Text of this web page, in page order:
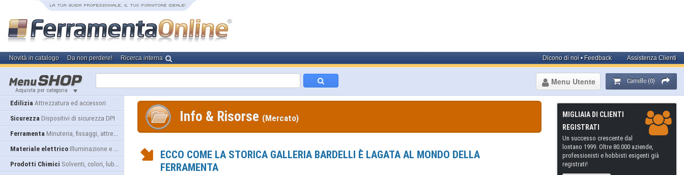
Novità in catalogo Da non perdere! Ricerca interna Assistenza Clienti
Dicono di noi • Feedback
Acquista per categoria
Carrello (0)
Menu Utente
Edilizia Attrezzatura ed accessori
Sicurezza Dispositivi di sicurezza DPI
Ferramenta Minuteria, fissaggi, attrezzatura
Materiale elettrico Illuminazione e alimentazione
Prodotti Chimici Solventi, colori, lubrificanti...
Info & Risorse (Mercato)
ECCO COME LA STORICA GALLERIA BARDELLI È LAGATA AL MONDO DELLA
FERRAMENTA
MIGLIAIA DI CLIENTI
REGISTRATI
Un successo crescente dal
lontano 1999. Oltre 80.000 aziende,
professionisti e hobbisti esigenti già
registrati!